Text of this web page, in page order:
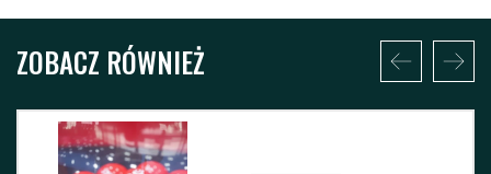
ZOBACZ RÓWNIEŻ